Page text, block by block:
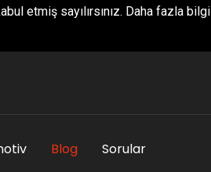
etmiş sayılırsınız. Daha fazla bilgi
Blog Sorular